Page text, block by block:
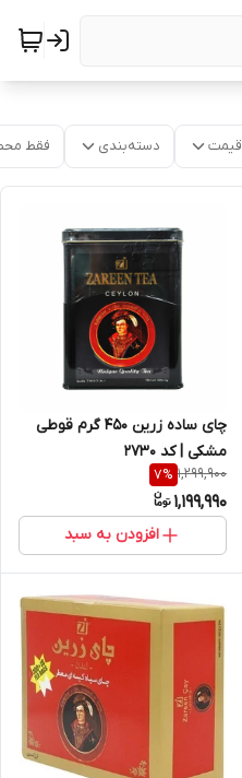
قیمت دسته‌بندی فقط
چای ساده زرین 450 گرم قوطی
مشکی | کد 2730
1,299,900
7%
1,199,990
افزودن به سبد